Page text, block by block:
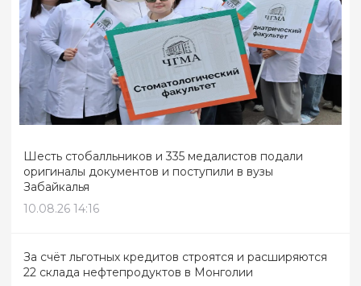
Шесть стобалльников и 335 медалистов подали
оригиналы документов и поступили в вузы
Забайкалья
10.08.26 14:16
За счёт льготных кредитов строятся и расширяются
22 склада нефтепродуктов в Монголии